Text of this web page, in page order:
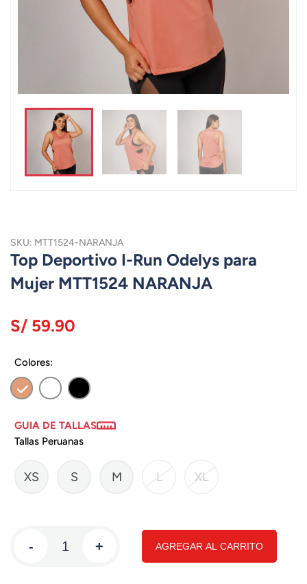
SKU: MTT1524-NARANJA
Top Deportivo I-Run Odelys para
Mujer MTT1524 NARANJA
S/ 59.90
Colores:
GUIA DE TALLAS
Tallas Peruanas
XS S M L XL
- + AGREGAR AL CARRITO